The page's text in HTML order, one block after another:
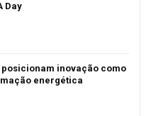
Day
posicionam inovação como
energética